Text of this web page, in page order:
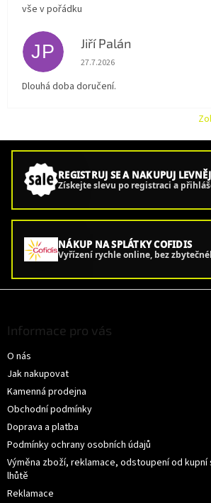
vše v pořádku
JP Jiří Palán
Hodnocení obchodu je 5 z 5
27.7.2026
Dlouhá doba doručení.
REGISTRUJ SE A NAKUPUJ
Získejte slevu po registraci a
NÁKUP NA SPLÁTKY COFIDIS
Vyřízení rychle online, bez
Informace pro vás
O nás
Jak nakupovat
Kamenná prodejna
Obchodní podmínky
Doprava a platba
Podmínky ochrany osobních údajů
Výměna zboží, reklamace, odstoupení od kupní
lhůtě
Reklamace